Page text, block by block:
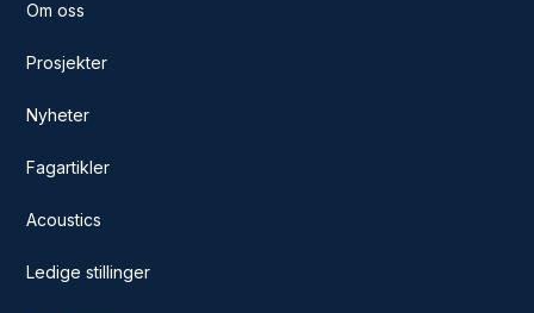
Om oss
Prosjekter
Nyheter
Fagartikler
Acoustics
Ledige stillinger